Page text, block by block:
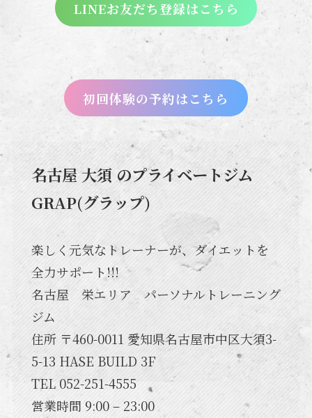
LINEお友だち登録はこちら
初回体験の予約はこちら
名古屋 大須 のプライベートジム
GRAP(グラップ)
楽しく元気なトレーナーが、ダイエットを
全力サポート!!!
名古屋 栄エリア パーソナルトレーニング
ジム
住所 〒460-0011 愛知県名古屋市中区大須3-
5-13 HASE BUILD 3F
TEL 052-251-4555
営業時間 9:00 – 23:00